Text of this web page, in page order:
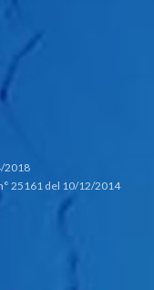
2018
25161 del 10/12/2014